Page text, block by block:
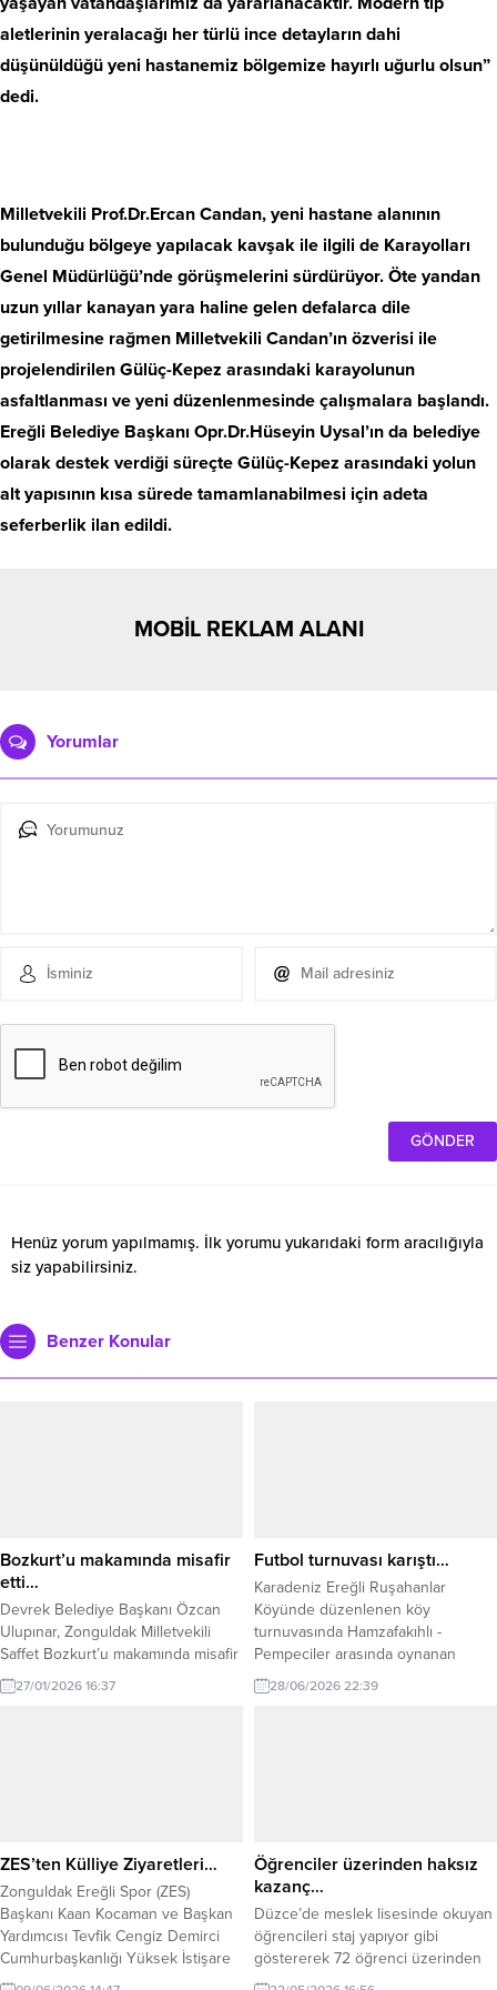
aletlerinin yeralacağı her türlü ince detayların dahi
düşünüldüğü yeni hastanemiz bölgemize hayırlı uğurlu olsun”
dedi.
Milletvekili Prof.Dr.Ercan Candan, yeni hastane alanının
bulunduğu bölgeye yapılacak kavşak ile ilgili de Karayolları
Genel Müdürlüğü’nde görüşmelerini sürdürüyor. Öte yandan
uzun yıllar kanayan yara haline gelen defalarca dile
getirilmesine rağmen Milletvekili Candan’ın özverisi ile
projelendirilen Gülüç-Kepez arasındaki karayolunun
asfaltlanması ve yeni düzenlenmesinde çalışmalara başlandı.
Ereğli Belediye Başkanı Opr.Dr.Hüseyin Uysal’ın da belediye
olarak destek verdiği süreçte Gülüç-Kepez arasındaki yolun
alt yapısının kısa sürede tamamlanabilmesi için adeta
seferberlik ilan edildi.
MOBİL REKLAM ALANI
Yorumlar
Henüz yorum yapılmamış. İlk yorumu yukarıdaki form aracılığıyla
siz yapabilirsiniz.
Benzer Konular
Bozkurt’u makamında misafir
etti…
Devrek Belediye Başkanı Özcan
Ulupınar, Zonguldak Milletvekili
Saffet Bozkurt’u makamında misafir
etti. Samimi bir atmosferde
gerçekleşen ziyarette; ilçemizin ve
Başkanı Muharrem Terzi’nin yanı
sıra Belediye Meclis Üyeleri, İl
Genel...
27/01/2026 16:37
Futbol turnuvası karıştı…
Karadeniz Ereğli Ruşahanlar
Köyünde düzenlenen köy
turnuvasında Hamzafakıhlı -
Pempeciler arasında oynanan
müsabakada olaylar çıktı.
28/06/2026 22:39
ZES’ten Külliye Ziyaretleri…
Zonguldak Ereğli Spor (ZES)
Başkanı Kaan Kocaman ve Başkan
Yardımcısı Tevfik Cengiz Demirci
Cumhurbaşkanlığı Yüksek İstişare
Kurulu Üyesi Köksal Toptan ve
Öğrenciler üzerinden haksız
kazanç…
Düzce’de meslek lisesinde okuyan
öğrencileri staj yapıyor gibi
göstererek 72 öğrenci üzerinden
haksız kazanç sağladığı şüphesiyle